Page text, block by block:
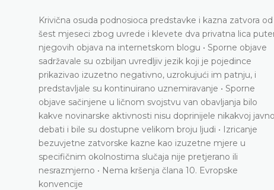
osuda podnosioca predstavke i kazna zatvora od
mjeseci zbog uvrede i klevete dva privatna lica putem
objava na internetskom blogu • Sporne objave
su ozbiljan uvredljiv jezik koji je pojedince
izuzetno negativno, uzrokujući im patnju, i
su kontinuirano uznemiravanje • Sporne
sačinjene u ličnom svojstvu van obavljanja bilo
novinarske aktivnosti nisu doprinijele nikakvoj javnoj
i bile su dostupne velikom broju ljudi • Izricanje
zatvorske kazne kao izuzetne mjere u
okolnostima slučaja nije pretjerano ili
• Nema kršenja člana 10. Evropske